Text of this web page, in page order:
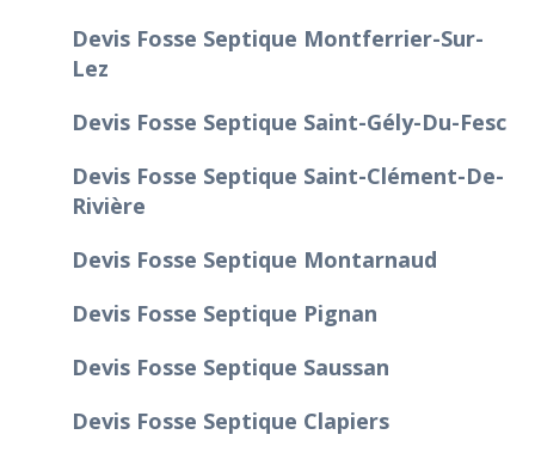
Devis Fosse Septique Montferrier-Sur-
Lez
Devis Fosse Septique Saint-Gély-Du-Fesc
Devis Fosse Septique Saint-Clément-De-
Rivière
Devis Fosse Septique Montarnaud
Devis Fosse Septique Pignan
Devis Fosse Septique Saussan
Devis Fosse Septique Clapiers